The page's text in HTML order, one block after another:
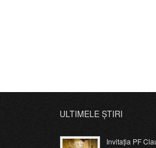
ULTIMELE ȘTIRI
Invitația PF